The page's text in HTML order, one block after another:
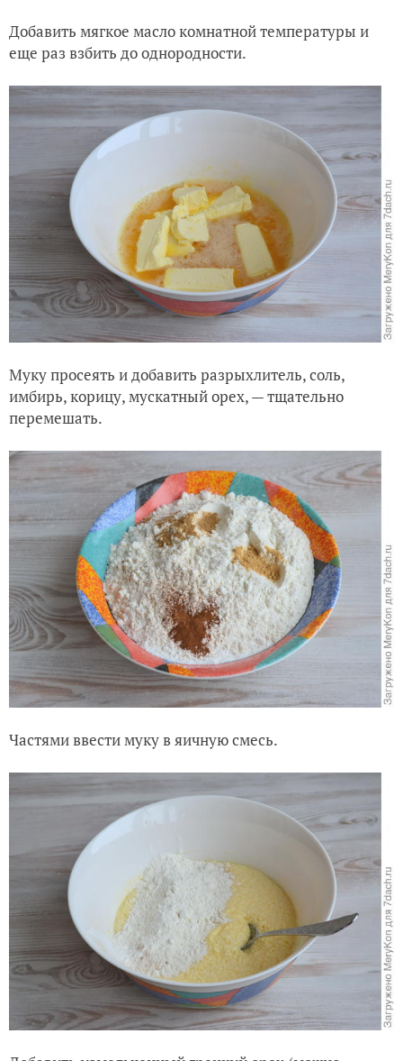
Добавить мягкое масло комнатной температуры и
еще раз взбить до однородности.
Муку просеять и добавить разрыхлитель, соль,
имбирь, корицу, мускатный орех, — тщательно
перемешать.
Частями ввести муку в яичную смесь.